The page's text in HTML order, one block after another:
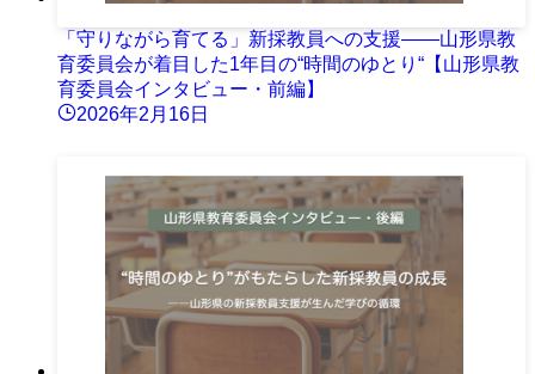
「守りながら育てる」新採教員への支援――山形県教
育委員会が着目した1年目の“時間のゆとり“【山形県教
育委員会インタビュー・前編】
2026年2月16日